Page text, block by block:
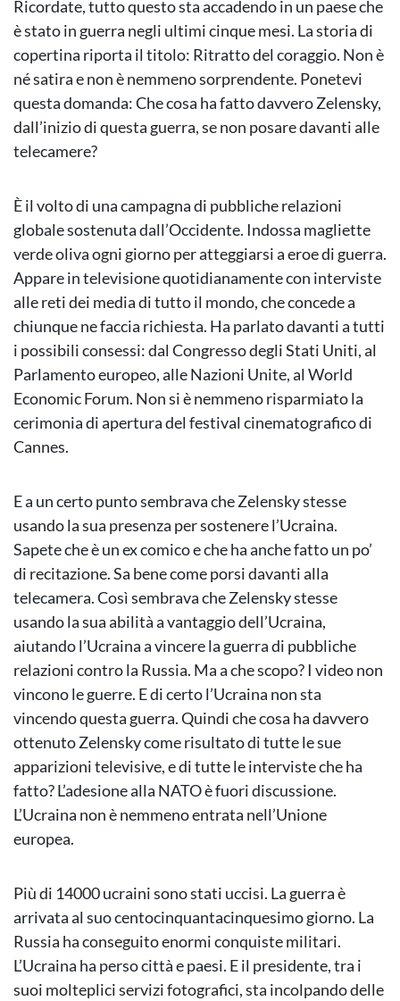
Ricordate, tutto questo sta accadendo in un paese che
è stato in guerra negli ultimi cinque mesi. La storia di
copertina riporta il titolo: Ritratto del coraggio. Non è
né satira e non è nemmeno sorprendente. Ponetevi
questa domanda: Che cosa ha fatto davvero Zelensky,
dall’inizio di questa guerra, se non posare davanti alle
telecamere?
È il volto di una campagna di pubbliche relazioni
globale sostenuta dall’Occidente. Indossa magliette
verde oliva ogni giorno per atteggiarsi a eroe di guerra.
Appare in televisione quotidianamente con interviste
alle reti dei media di tutto il mondo, che concede a
chiunque ne faccia richiesta. Ha parlato davanti a tutti
i possibili consessi: dal Congresso degli Stati Uniti, al
Parlamento europeo, alle Nazioni Unite, al World
Economic Forum. Non si è nemmeno risparmiato la
cerimonia di apertura del festival cinematografico di
Cannes.
E a un certo punto sembrava che Zelensky stesse
usando la sua presenza per sostenere l’Ucraina.
Sapete che è un ex comico e che ha anche fatto un po’
di recitazione. Sa bene come porsi davanti alla
telecamera. Così sembrava che Zelensky stesse
usando la sua abilità a vantaggio dell’Ucraina,
aiutando l’Ucraina a vincere la guerra di pubbliche
relazioni contro la Russia. Ma a che scopo? I video non
vincono le guerre. E di certo l’Ucraina non sta
vincendo questa guerra. Quindi che cosa ha davvero
ottenuto Zelensky come risultato di tutte le sue
apparizioni televisive, e di tutte le interviste che ha
fatto? L’adesione alla NATO è fuori discussione.
L’Ucraina non è nemmeno entrata nell’Unione
europea.
Più di 14000 ucraini sono stati uccisi. La guerra è
arrivata al suo centocinquantacinquesimo giorno. La
Russia ha conseguito enormi conquiste militari.
L’Ucraina ha perso città e paesi. E il presidente, tra i
suoi molteplici servizi fotografici, sta incolpando delle